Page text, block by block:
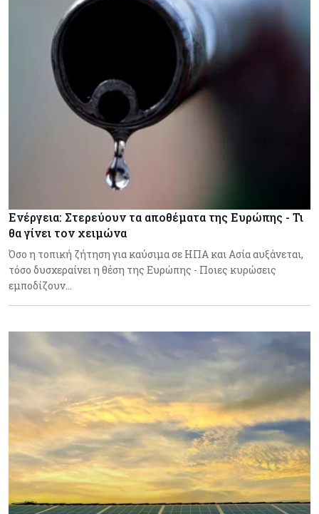
Ενέργεια: Στερεύουν τα αποθέματα της Ευρώπης - Τι
θα γίνει τον χειμώνα
Όσο η τοπική ζήτηση για καύσιμα σε ΗΠΑ και Ασία αυξάνεται,
τόσο δυσχεραίνει η θέση της Ευρώπης - Ποιες κυρώσεις
εμποδίζουν…